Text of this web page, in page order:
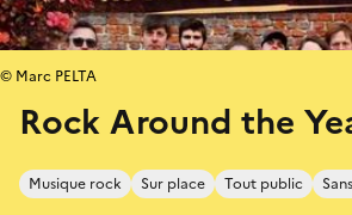
Rock Around the
Musique rock Sur place Tout public
© Marc PELTA